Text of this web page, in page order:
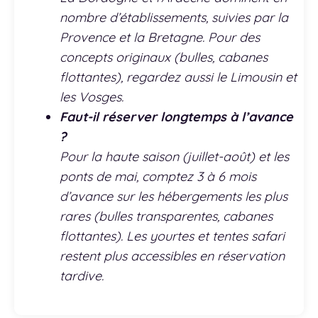
nombre d’établissements, suivies par la
Provence et la Bretagne. Pour des
concepts originaux (bulles, cabanes
flottantes), regardez aussi le Limousin et
les Vosges.
Faut-il réserver longtemps à l’avance
?
Pour la haute saison (juillet-août) et les
ponts de mai, comptez 3 à 6 mois
d’avance sur les hébergements les plus
rares (bulles transparentes, cabanes
flottantes). Les yourtes et tentes safari
restent plus accessibles en réservation
tardive.